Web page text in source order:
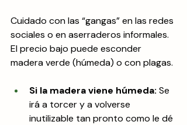
Cuidado con las “gangas” en las redes
sociales o en aserraderos informales.
El precio bajo puede esconder
madera verde (húmeda) o con plagas.
Si la madera viene húmeda: Se
irá a torcer y a volverse
inutilizable tan pronto como le dé